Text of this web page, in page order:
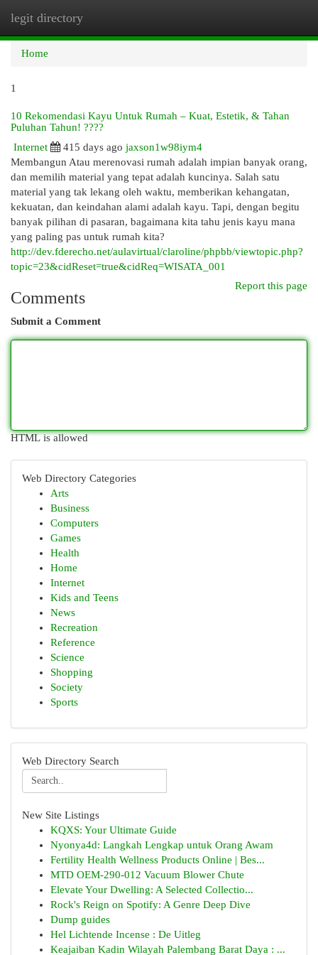
legit directory
Home
1
10 Rekomendasi Kayu Untuk Rumah – Kuat, Estetik, & Tahan
Puluhan Tahun! ????
Internet
415 days ago jaxson1w98iym4
Membangun Atau merenovasi rumah adalah impian banyak orang,
dan memilih material yang tepat adalah kuncinya. Salah satu
material yang tak lekang oleh waktu, memberikan kehangatan,
kekuatan, dan keindahan alami adalah kayu. Tapi, dengan begitu
banyak pilihan di pasaran, bagaimana kita tahu jenis kayu mana
yang paling pas untuk rumah kita?
http://dev.fderecho.net/aulavirtual/claroline/phpbb/viewtopic.php?
topic=23&cidReset=true&cidReq=WISATA_001
Report this page
Comments
Submit a Comment
HTML is allowed
Web Directory Categories
Arts
Business
Computers
Games
Health
Home
Internet
Kids and Teens
News
Recreation
Reference
Science
Shopping
Society
Sports
Web Directory Search
New Site Listings
KQXS: Your Ultimate Guide
Nyonya4d: Langkah Lengkap untuk Orang Awam
Fertility Health Wellness Products Online | Bes...
MTD OEM-290-012 Vacuum Blower Chute
Elevate Your Dwelling: A Selected Collectio...
Rock's Reign on Spotify: A Genre Deep Dive
Dump guides
Hel Lichtende Incense : De Uitleg
Keajaiban Kadin Wilayah Palembang Barat Daya : ...